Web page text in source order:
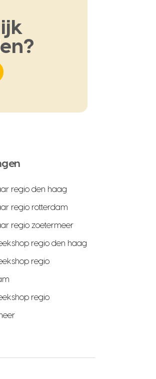
regio den haag
regio rotterdam
regio zoetermeer
regio den haag
regio
regio